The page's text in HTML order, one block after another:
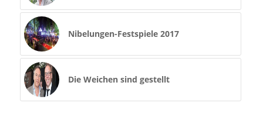
Nibelungen-Festspiele 2017
Die Weichen sind gestellt